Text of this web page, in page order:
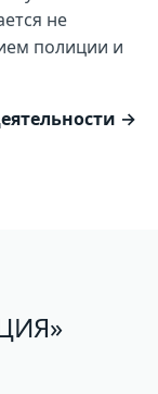
не
полиции и
→